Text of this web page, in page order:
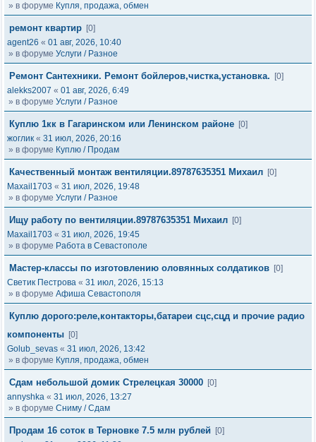
» в форуме Купля, продажа, обмен
ремонт квартир [0]
agent26 « 01 авг, 2026, 10:40
» в форуме Услуги / Разное
Ремонт Сантехники. Ремонт бойлеров,чистка,установка.
[0]
alekks2007 « 01 авг, 2026, 6:49
» в форуме Услуги / Разное
Куплю 1кк в Гагаринском или Ленинском районе [0]
жоглик « 31 июл, 2026, 20:16
» в форуме Куплю / Продам
Качественный монтаж вентиляции.89787635351 Михаил [0]
Maxail1703 « 31 июл, 2026, 19:48
» в форуме Услуги / Разное
Ищу работу по вентиляции.89787635351 Михаил [0]
Maxail1703 « 31 июл, 2026, 19:45
» в форуме Работа в Севастополе
Мастер-классы по изготовлению оловянных солдатиков [0]
Светик Пестрова « 31 июл, 2026, 15:13
» в форуме Афиша Севастополя
Куплю дорого:реле,контакторы,батареи сцс,сцд и прочие радио
компоненты [0]
Golub_sevas « 31 июл, 2026, 13:42
» в форуме Купля, продажа, обмен
Сдам небольшой домик Стрелецкая 30000 [0]
annyshka « 31 июл, 2026, 13:27
» в форуме Сниму / Сдам
Продам 16 соток в Терновке 7.5 млн рублей
[0]